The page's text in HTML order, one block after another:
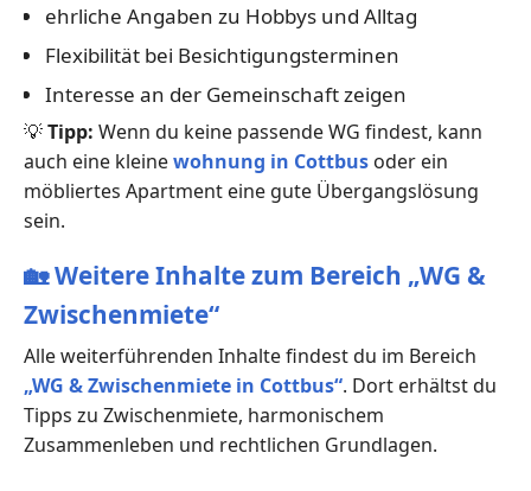
ehrliche Angaben zu Hobbys und Alltag
Flexibilität bei Besichtigungsterminen
Interesse an der Gemeinschaft zeigen
💡Tipp: Wenn du keine passende WG findest, kann
auch eine kleinewohnung in Cottbus oder ein
möbliertes Apartment eine gute Übergangslösung
sein.
🏡Weitere Inhalte zum Bereich „WG &
Zwischenmiete“
Alle weiterführenden Inhalte findest du im Bereich
„WG & Zwischenmiete in Cottbus“. Dort erhältst du
Tipps zu Zwischenmiete, harmonischem
Zusammenleben und rechtlichen Grundlagen.